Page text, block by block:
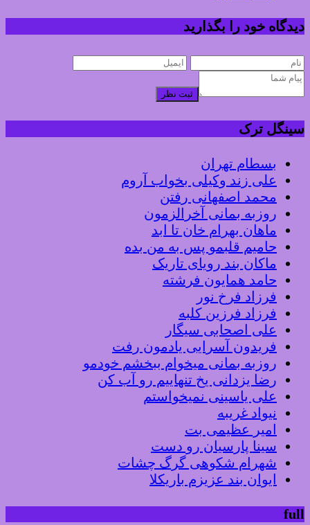
دیدگاه خود را بگذارید
ثبت نظر
سینگل ترک
بسطام تهران
علی زند وکیلی بخواب آروم
محمد اصفهانی رفتن
روزبه بمانی آخرالزمون
ماهان بهرام خان تا ابد
حامیم قلبمو پس به من بده
ماکان بند رویای تاریک
حامد همایون فرشته
فرزاد فرخ نور
فرزاد فرزین کلبه
علی اصحابی سیگار
فریدون آسرایی یادمون رفت
روزبه بمانی میخوام ببخشم خودمو
رضا یزدانی یخ تنهاییم رو آب کن
علی یاسینی نمیخواستم
نیواد غریبه
امیر عظیمی بت
سینا پارسیان رو دست
شهرام شکوهی گرگ چشات
ایوان بند عزیزم باریکلا
full